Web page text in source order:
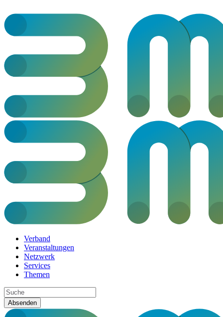
Verband
Veranstaltungen
Netzwerk
Services
Themen
Absenden